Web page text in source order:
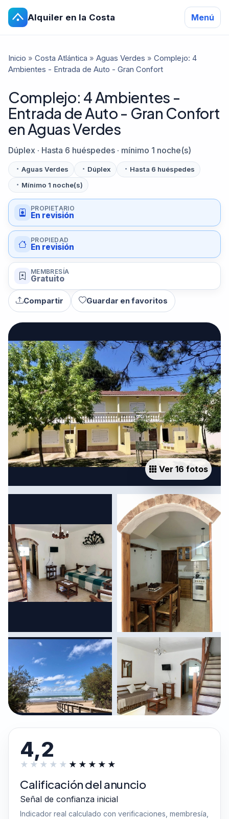
Alquiler en la Costa Menú
Inicio » Costa Atlántica » Aguas Verdes » Complejo: 4
Ambientes - Entrada de Auto - Gran Confort
Complejo: 4 Ambientes -
Entrada de Auto - Gran Confort
en Aguas Verdes
Dúplex · Hasta 6 huéspedes · mínimo 1 noche(s)
Aguas Verdes Dúplex
Hasta 6 huéspedes
Mínimo 1 noche(s)
PROPIETARIO
En revisión
PROPIEDAD
En revisión
MEMBRESÍA
Gratuito
Compartir Guardar en favoritos
Ver 16 fotos
4,2
Calificación del anuncio
Señal de confianza inicial
Indicador real calculado con verificaciones, membresía,